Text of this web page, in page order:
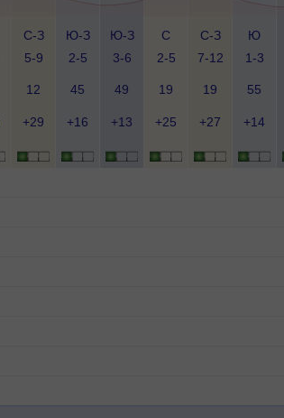
С-З
5-9
Ю-З
2-5
Ю-З
3-6
С
2-5
С-З
7-12
Ю
1-3
12 45 49 19 19 55
+29 +16 +13 +25 +27 +14